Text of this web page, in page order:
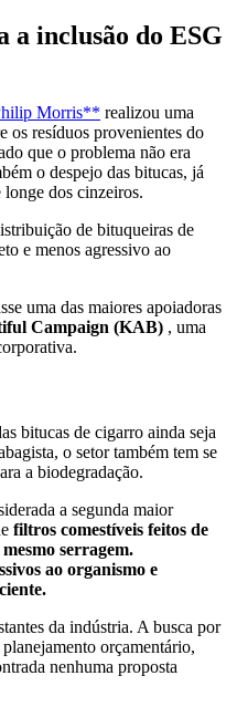
a inclusão do ESG
Morris** realizou uma
os resíduos provenientes do
que o problema não era
o despejo das bitucas, já
longe dos cinzeiros.
de bituqueiras de
e menos agressivo ao
uma das maiores apoiadoras
Campaign (KAB) , uma
bitucas de cigarro ainda seja
o setor também tem se
a biodegradação.
a segunda maior
filtros comestíveis feitos de
serragem.
ao organismo e
da indústria. A busca por
orçamentário,
nenhuma proposta